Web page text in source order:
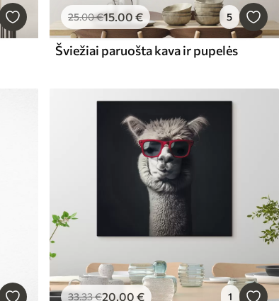
25.00€15 .00 € 5
Šviežiai paruošta kava ir pupelės
33.33€20 .00 € 1